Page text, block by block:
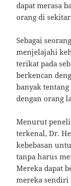
dapat merasa
orang di
Sebagai
menjelajahi
terikat pada
berkencan
banyak
dengan orang
Menurut
terkenal, Dr.
kebebasan
tanpa harus
Mereka dapat
mereka